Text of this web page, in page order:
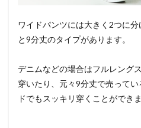
ワイドパンツには大きく2つに
と9分丈のタイプがあります。
デニムなどの場合はフルレング
穿いたり、元々9分丈で売って
ドでもスッキリ穿くことができま